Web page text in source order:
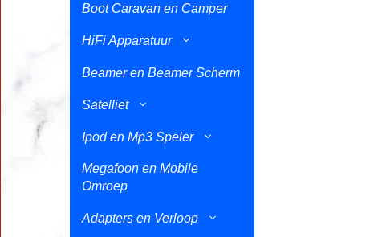
Boot Caravan en Camper
HiFi Apparatuur
Beamer en Beamer Scherm
Satelliet
Ipod en Mp3 Speler
Megafoon en Mobile
Omroep
Adapters en Verloop